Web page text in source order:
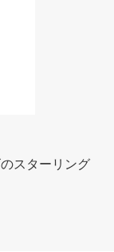
スターリング